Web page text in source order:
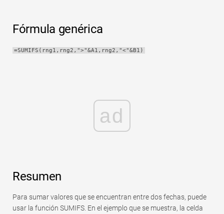
Fórmula genérica
=SUMIFS(rng1,rng2,">"&A1,rng2,"<"&B1)
ad
Resumen
Para sumar valores que se encuentran entre dos fechas, puede
usar la función SUMIFS. En el ejemplo que se muestra, la celda